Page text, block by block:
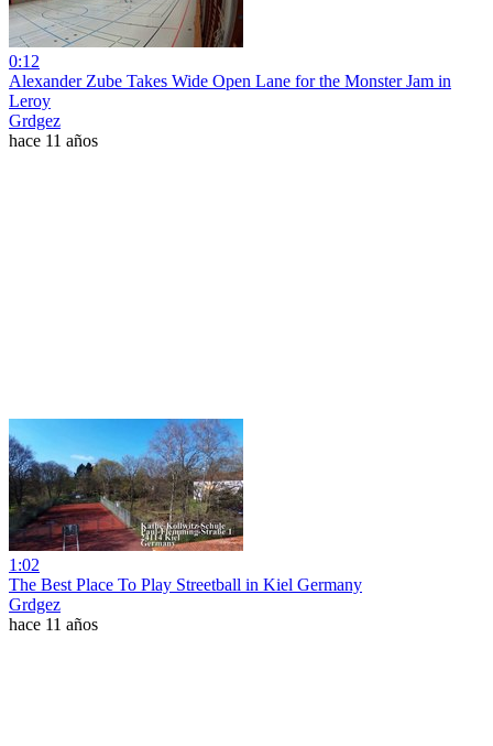
0:12
Alexander Zube Takes Wide Open Lane for the Monster Jam in
Leroy
Grdgez
hace 11 años
1:02
The Best Place To Play Streetball in Kiel Germany
Grdgez
hace 11 años